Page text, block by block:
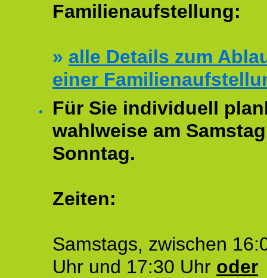
Familienaufstellung:
» alle Details zum
einer
Für Sie individuell
wahlweise am
Sonntag.
Zeiten:
Samstags, zwischen
Uhr und 17:30 Uhr oder